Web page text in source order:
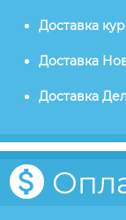
Доставка
Доставка
Доставка